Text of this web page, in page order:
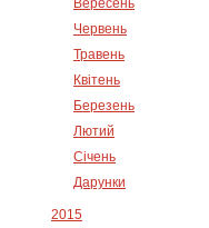
Вересень
Червень
Травень
Квітень
Березень
Лютий
Січень
Дарунки
2015